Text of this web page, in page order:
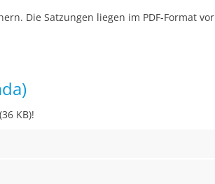
Die Satzungen liegen im PDF-Format vor
KB)!